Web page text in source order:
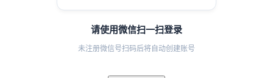
请使用微信扫一扫登录
未注册微信号扫码后将自动创建账号